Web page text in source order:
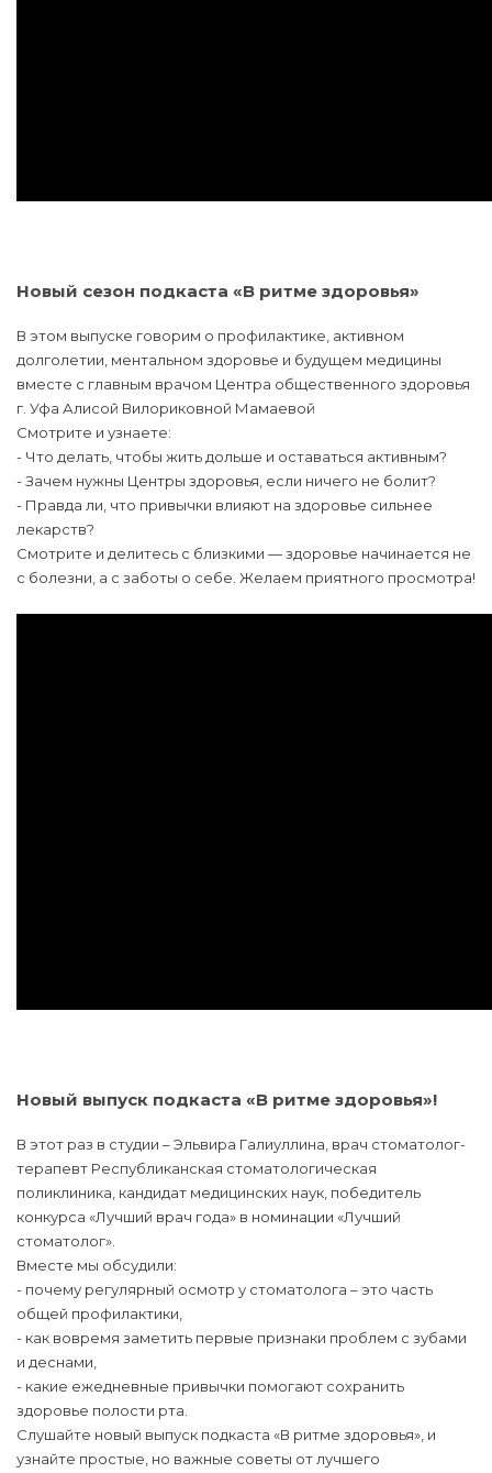
Новый сезон подкаста «В ритме здоровья»
В этом выпуске говорим о профилактике, активном
долголетии, ментальном здоровье и будущем медицины
вместе с главным врачом Центра общественного здоровья
г. Уфа Алисой Вилориковной Мамаевой
Смотрите и узнаете:
- Что делать, чтобы жить дольше и оставаться активным?
- Зачем нужны Центры здоровья, если ничего не болит?
- Правда ли, что привычки влияют на здоровье сильнее
лекарств?
Смотрите и делитесь с близкими — здоровье начинается не
с болезни, а с заботы о себе. Желаем приятного просмотра!
Новый выпуск подкаста «В ритме здоровья»!
В этот раз в студии – Эльвира Галиуллина, врач стоматолог-
терапевт Республиканская стоматологическая
поликлиника, кандидат медицинских наук, победитель
конкурса «Лучший врач года» в номинации «Лучший
стоматолог».
Вместе мы обсудили:
- почему регулярный осмотр у стоматолога – это часть
общей профилактики,
- как вовремя заметить первые признаки проблем с зубами
и деснами,
- какие ежедневные привычки помогают сохранить
здоровье полости рта.
Слушайте новый выпуск подкаста «В ритме здоровья», и
узнайте простые, но важные советы от лучшего